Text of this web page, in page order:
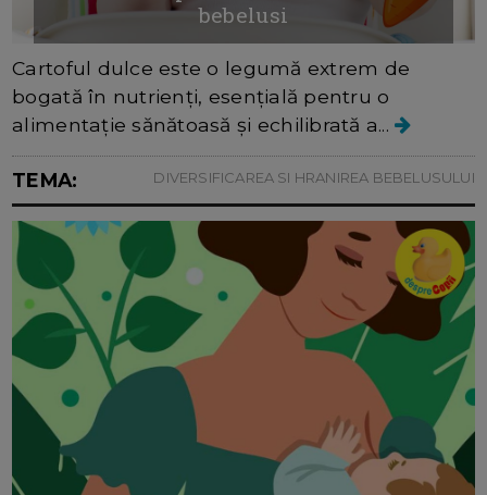
bebelusi
Cartoful dulce este o legumă extrem de
bogată în nutrienți, esențială pentru o
alimentație sănătoasă și echilibrată a...
TEMA: DIVERSIFICAREA SI HRANIREA BEBELUSULUI